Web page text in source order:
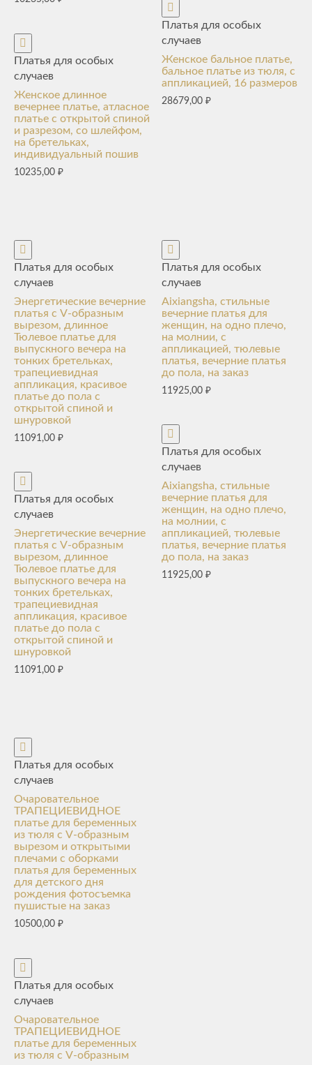
Платья для особых
случаев
Женское длинное
вечернее платье, атласное
платье с открытой спиной
и разрезом, со шлейфом,
на бретельках,
индивидуальный пошив
10235,00 ₽
Платья для особых
случаев
Женское бальное платье,
бальное платье из тюля, с
аппликацией, 16 размеров
28679,00₽
Платья для особых
случаев
Энергетические вечерние
платья с V-образным
вырезом, длинное
Тюлевое платье для
выпускного вечера на
тонких бретельках,
трапециевидная
аппликация, красивое
платье до пола с
открытой спиной и
шнуровкой
11091,00 ₽
Платья для особых
случаев
Энергетические вечерние
платья с V-образным
вырезом, длинное
Тюлевое платье для
выпускного вечера на
тонких бретельках,
трапециевидная
аппликация, красивое
платье до пола с
открытой спиной и
шнуровкой
11091,00 ₽
Платья для особых
случаев
Aixiangsha, стильные
вечерние платья для
женщин, на одно плечо,
на молнии, с
аппликацией, тюлевые
платья, вечерние платья
до пола, на заказ
11925,00₽
Платья для особых
случаев
Aixiangsha, стильные
вечерние платья для
женщин, на одно плечо,
на молнии, с
аппликацией, тюлевые
платья, вечерние платья
до пола, на заказ
11925,00₽
Платья для особых
случаев
Очаровательное
ТРАПЕЦИЕВИДНОЕ
платье для беременных
из тюля с V-образным
вырезом и открытыми
плечами с оборками
платья для беременных
для детского дня
рождения фотосъемка
пушистые на заказ
10500,00 ₽
Платья для особых
случаев
Очаровательное
ТРАПЕЦИЕВИДНОЕ
платье для беременных
из тюля с V-образным